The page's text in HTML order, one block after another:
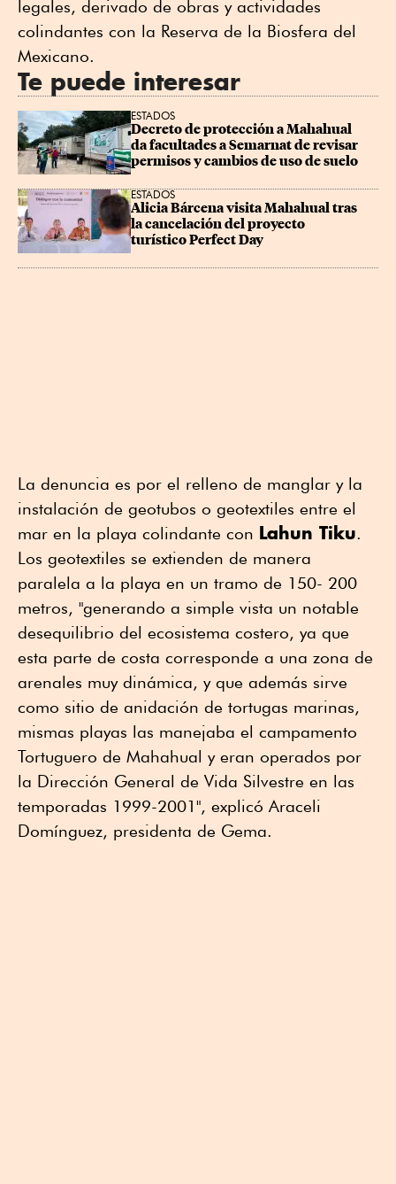
legales, derivado de obras y actividades
colindantes con la Reserva de la Biosfera del
Mexicano.
Te puede interesar
ESTADOS
Decreto de protección a Mahahual
da facultades a Semarnat de revisar
permisos y cambios de uso de suelo
ESTADOS
Alicia Bárcena visita Mahahual tras
la cancelación del proyecto
turístico Perfect Day
La denuncia es por el relleno de manglar y la
instalación de geotubos o geotextiles entre el
mar en la playa colindante con Lahun Tiku.
Los geotextiles se extienden de manera
paralela a la playa en un tramo de 150- 200
metros, "generando a simple vista un notable
desequilibrio del ecosistema costero, ya que
esta parte de costa corresponde a una zona de
arenales muy dinámica, y que además sirve
como sitio de anidación de tortugas marinas,
mismas playas las manejaba el campamento
Tortuguero de Mahahual y eran operados por
la Dirección General de Vida Silvestre en las
temporadas 1999-2001", explicó Araceli
Domínguez, presidenta de Gema.